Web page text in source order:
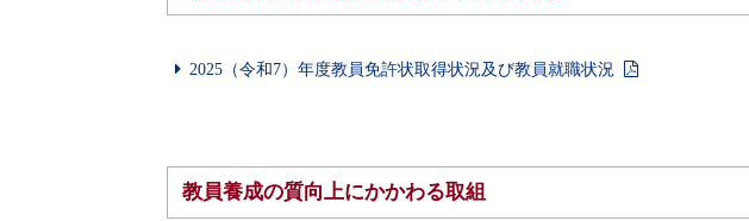
2025（令和7）年度教員免許状取得状況及び教員就職状況
教員養成の質向上にかかわる取組